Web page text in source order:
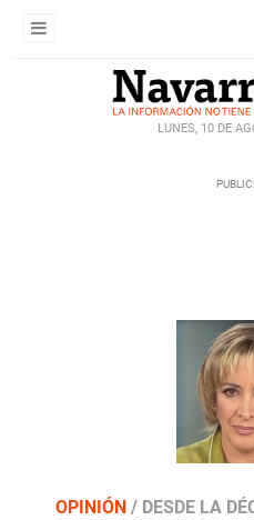
LUNES, 10 DE
OPINIÓN / DESDE LA